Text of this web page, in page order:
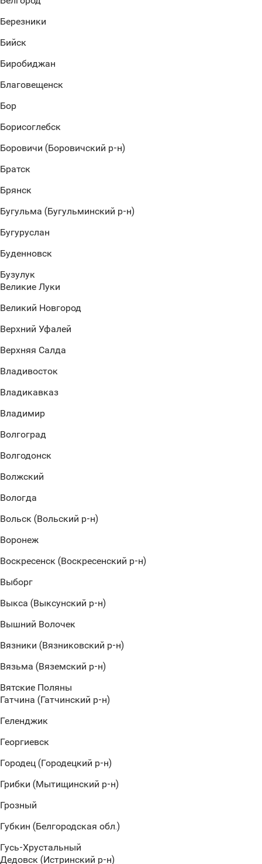
Березники
Бийск
Биробиджан
Благовещенск
Бор
Борисоглебск
Боровичи (Боровичский р-н)
Братск
Брянск
Бугульма (Бугульминский р-н)
Бугуруслан
Буденновск
Бузулук
Великие Луки
Великий Новгород
Верхний Уфалей
Верхняя Салда
Владивосток
Владикавказ
Владимир
Волгоград
Волгодонск
Волжский
Вологда
Вольск (Вольский р-н)
Воронеж
Воскресенск (Воскресенский р-н)
Выборг
Выкса (Выксунский р-н)
Вышний Волочек
Вязники (Вязниковский р-н)
Вязьма (Вяземский р-н)
Вятские Поляны
Гатчина (Гатчинский р-н)
Геленджик
Георгиевск
Городец (Городецкий р-н)
Грибки (Мытищинский р-н)
Грозный
Губкин (Белгородская обл.)
Гусь-Хрустальный
Дедовск (Истринский р-н)